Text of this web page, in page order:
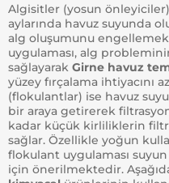
Algisitler (yosun
aylarında havuz suyunda
alg oluşumunu
uygulaması, alg
sağlayarak Girne havuz
yüzey fırçalama ihtiyacını
(flokulantlar) ise havuz
bir araya getirerek
kadar küçük kirliliklerin
sağlar. Özellikle yoğun
flokulant uygulaması
için önerilmektedir.